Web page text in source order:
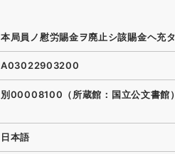
本局員ノ慰労賜金ヲ廃止シ該賜金ヘ充
A03022903200
別00008100（所蔵館：国立公文書館）
日本語